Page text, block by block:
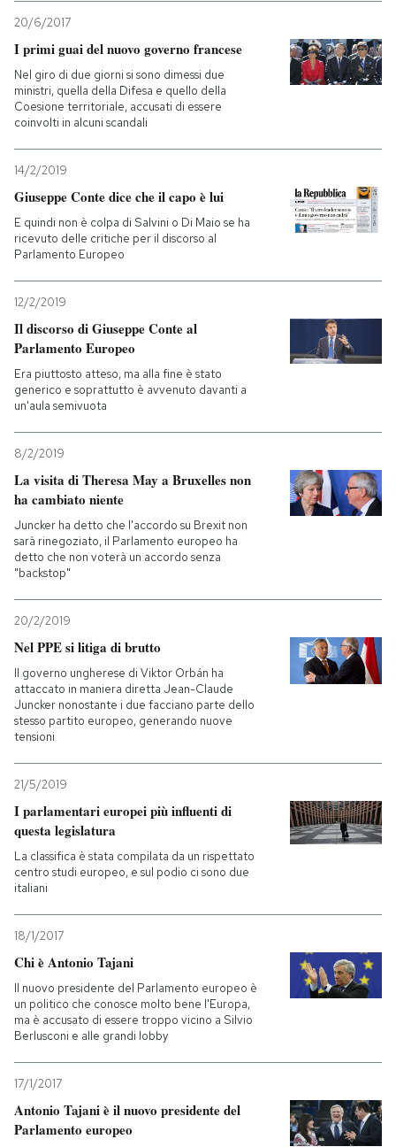
20/6/2017
I primi guai del nuovo governo francese
Nel giro di due giorni si sono dimessi due
ministri, quella della Difesa e quello della
Coesione territoriale, accusati di essere
coinvolti in alcuni scandali
14/2/2019
Giuseppe Conte dice che il capo è lui
E quindi non è colpa di Salvini o Di Maio se ha
ricevuto delle critiche per il discorso al
Parlamento Europeo
12/2/2019
Il discorso di Giuseppe Conte al
Parlamento Europeo
Era piuttosto atteso, ma alla fine è stato
generico e soprattutto è avvenuto davanti a
un'aula semivuota
8/2/2019
La visita di Theresa May a Bruxelles non
ha cambiato niente
Juncker ha detto che l'accordo su Brexit non
sarà rinegoziato, il Parlamento europeo ha
detto che non voterà un accordo senza
"backstop"
20/2/2019
Nel PPE si litiga di brutto
Il governo ungherese di Viktor Orbán ha
attaccato in maniera diretta Jean-Claude
Juncker nonostante i due facciano parte dello
stesso partito europeo, generando nuove
tensioni
21/5/2019
I parlamentari europei più influenti di
questa legislatura
La classifica è stata compilata da un rispettato
centro studi europeo, e sul podio ci sono due
italiani
18/1/2017
Chi è Antonio Tajani
Il nuovo presidente del Parlamento europeo è
un politico che conosce molto bene l'Europa,
ma è accusato di essere troppo vicino a Silvio
Berlusconi e alle grandi lobby
17/1/2017
Antonio Tajani è il nuovo presidente del
Parlamento europeo